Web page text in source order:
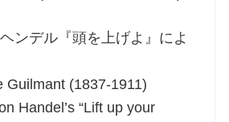
ンデル『頭を上げよ』によ
Guilmant (1837-1911)
Handel’s “Lift up your